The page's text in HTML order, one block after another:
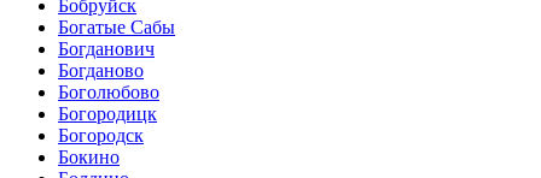
Бобруйск
Богатые Сабы
Богданович
Богданово
Боголюбово
Богородицк
Богородск
Бокино